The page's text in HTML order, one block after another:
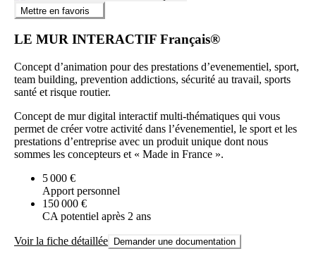
Mettre en favoris
LE MUR INTERACTIF Français®
Concept d’animation pour des prestations d’evenementiel, sport,
team building, prevention addictions, sécurité au travail, sports
santé et risque routier.
Concept de mur digital interactif multi-thématiques qui vous
permet de créer votre activité dans l’évenementiel, le sport et les
prestations d’entreprise avec un produit unique dont nous
sommes les concepteurs et « Made in France ».
5 000 €
Apport personnel
150 000 €
CA potentiel après 2 ans
Voir la fiche détaillée Demander une documentation